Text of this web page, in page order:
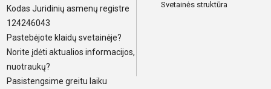
Kodas Juridinių asmenų registre
124246043
Pastebėjote klaidų svetainėje?
Norite įdėti aktualios informacijos,
nuotraukų?
Pasistengsime greitu laiku
Svetainės struktūra